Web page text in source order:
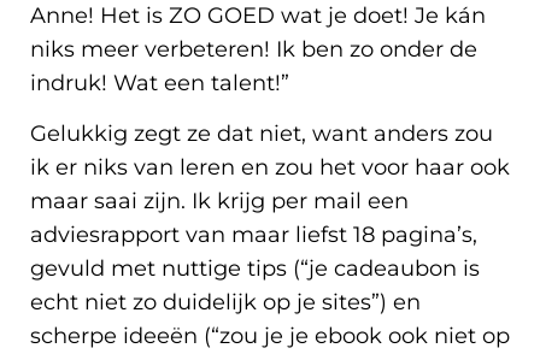
Anne! Het is ZO GOED wat je doet! Je kán
niks meer verbeteren! Ik ben zo onder de
indruk! Wat een talent!”
Gelukkig zegt ze dat niet, want anders zou
ik er niks van leren en zou het voor haar ook
maar saai zijn. Ik krijg per mail een
adviesrapport van maar liefst 18 pagina’s,
gevuld met nuttige tips (“je cadeaubon is
echt niet zo duidelijk op je sites”) en
scherpe ideeën (“zou je je ebook ook niet op